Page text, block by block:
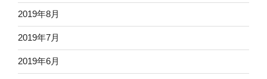
2019年8月
2019年7月
2019年6月